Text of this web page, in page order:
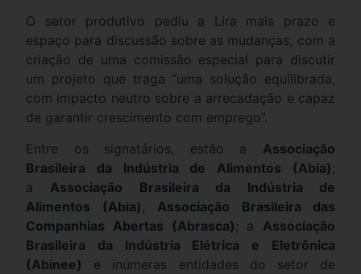
O setor produtivo pediu a Lira mais prazo e
espaço para discussão sobre as mudanças, com a
criação de uma comissão especial para discutir
um projeto que traga “uma solução equilibrada,
com impacto neutro sobre a arrecadação e capaz
de garantir crescimento com emprego”.
Entre os signatários, estão a Associação
Brasileira da Indústria de Alimentos (Abia) ;
a Associação Brasileira da Indústria de
Alimentos (Abia)
Associação Brasileira das
Companhias Abertas (Abrasca) ; a Associação
Brasileira da Indústria Elétrica e Eletrônica
(Abinee) e inúmeras entidades do setor de